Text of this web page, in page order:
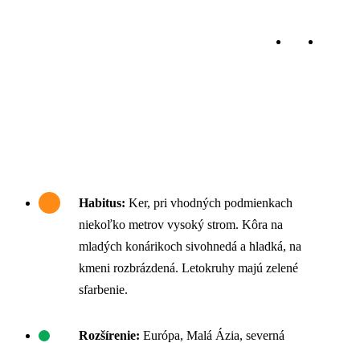
Habitus: Ker, pri vhodných podmienkach
niekoľko metrov vysoký strom. Kôra na
mladých konárikoch sivohnedá a hladká, na
kmeni rozbrázdená. Letokruhy majú zelené
sfarbenie.
Rozšírenie: Európa, Malá Ázia, severná